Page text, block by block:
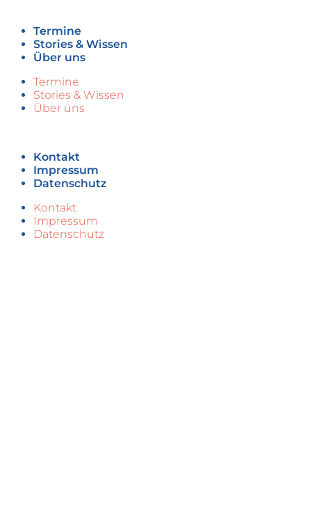
Termine
Stories & Wissen
Über uns
Termine
Stories & Wissen
Über uns
Kontakt
Impressum
Datenschutz
Kontakt
Impressum
Datenschutz